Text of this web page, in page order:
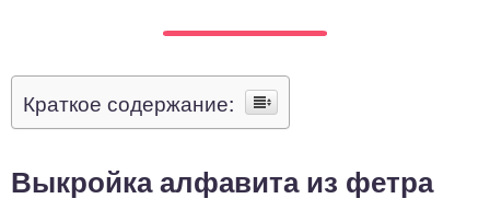
Краткое содержание:
Выкройка алфавита из фетра